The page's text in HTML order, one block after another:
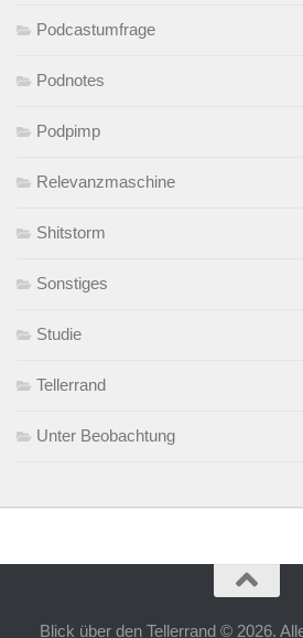
Podcastumfrage
Podnotes
Podpimp
Relevanzmaschine
Shitstorm
Sonstiges
Studie
Tellerrand
Unter Beobachtung
Blick über den Tellerrand © 2026.